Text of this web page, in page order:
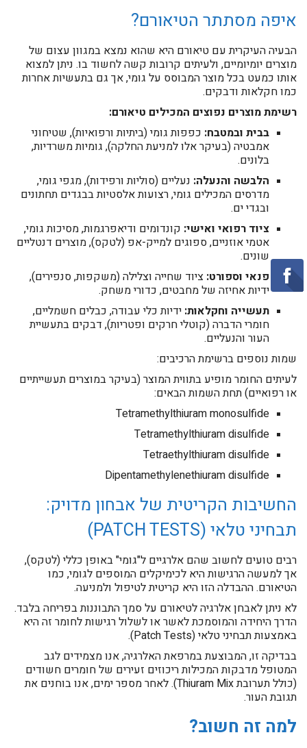
איפה מסתתר הטיאורם?
הבעיה העיקרית עם טיאורם היא שהוא נמצא במגוון עצום של
מוצרים יומיומיים, ולעיתים קרובות קשה לחשוד בו. ניתן למצוא
אותו כמעט בכל מוצר המבוסס על גומי, אך גם בתעשיות אחרות
כמו חקלאות ודבקים.
רשימת מוצרים נפוצים המכילים טיאורם:
בבית ובמטבח: כפפות גומי (ביתיות ורפואיות), שטיחוני
אמבטיה (בעיקר אלו למניעת החלקה), גומיות משרדיות,
בלונים.
הלבשה והנעלה: נעליים (סוליות ורפידות), מגפי גומי,
מדרסים המכילים גומי, רצועות אלסטיות בבגדים תחתונים
ובגדי ים.
ציוד רפואי ואישי: קונדומים ודיאפרגמות, מסיכות גומי,
אטמי אוזניים, ספוגים למייק-אפ (לטקס), מוצרים דנטליים
שונים.
פנאי וספורט: ציוד שחייה וצלילה (משקפות, סנפירים),
ידיות אחיזה של מחבטים, כדורי משחק.
תעשייה וחקלאות: ידיות כלי עבודה, כבלים חשמליים,
חומרי הדברה (קוטלי חרקים ופטריות), דבקים בתעשיית
העור והנעליים.
שמות נוספים ברשימת הרכיבים:
לעיתים החומר מופיע בתווית המוצר (בעיקר במוצרים תעשייתיים
או רפואיים) תחת השמות הבאים:
Tetramethylthiuram monosulfide
Tetramethylthiuram disulfide
Tetraethylthiuram disulfide
Dipentamethylenethiuram disulfide
החשיבות הקריטית של אבחון מדויק:
תבחיני טלאי (PATCH TESTS)
רבים טועים לחשוב שהם אלרגיים ל"גומי" באופן כללי (לטקס),
אך למעשה הרגישות היא לכימיקלים המוספים לגומי, כמו
הטיאורם. ההבדלה הזו היא קריטית לטיפול ולמניעה.
לא ניתן לאבחן אלרגיה לטיאורם על סמך התבוננות בפריחה בלבד.
הדרך היחידה והמוסמכת לאשר או לשלול רגישות לחומר זה היא
באמצעות תבחיני טלאי (Patch Tests).
בבדיקה זו, המבוצעת במרפאת האלרגיה, אנו מצמידים לגב
המטופל מדבקות המכילות ריכוזים זעירים של חומרים חשודים
(כולל תערובת Thiuram Mix). לאחר מספר ימים, אנו בוחנים את
תגובת העור.
למה זה חשוב?